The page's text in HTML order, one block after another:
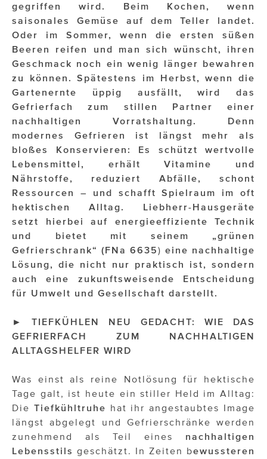
NEVER AGE NUTRITION
Nina Kraft – Kraft Media Minds
NORMAL
rot weiss rosé
sehen!wutscher
SISTER ACT
St. Peter Stiftskulinarium
Susanne Wuest
The Budims
Upside Down Town Hotel – Neue Post
ÜBER UNS
PRESS CONTACT
gegriffen wird. Beim Kochen, wenn
saisonales Gemüse auf dem Teller landet.
Oder im Sommer, wenn die ersten süßen
Beeren reifen und man sich wünscht, ihren
Geschmack noch ein wenig länger bewahren
zu können. Spätestens im Herbst, wenn die
Gartenernte üppig ausfällt, wird das
Gefrierfach zum stillen Partner einer
nachhaltigen Vorratshaltung. Denn
modernes Gefrieren ist längst mehr als
bloßes Konservieren: Es schützt wertvolle
Lebensmittel, erhält Vitamine und
Nährstoffe, reduziert Abfälle, schont
Ressourcen – und schafft Spielraum im oft
hektischen Alltag. Liebherr-Hausgeräte
setzt hierbei auf energieeffiziente Technik
und bietet mit seinem „grünen
Gefrierschrank“ (FNa 6635) eine nachhaltige
Lösung, die nicht nur praktisch ist, sondern
auch eine zukunftsweisende Entscheidung
für Umwelt und Gesellschaft darstellt.
► TIEFKÜHLEN NEU GEDACHT: WIE DAS
GEFRIERFACH ZUM NACHHALTIGEN
ALLTAGSHELFER WIRD
Was einst als reine Notlösung für hektische
Tage galt, ist heute ein stiller Held im Alltag:
Die Tiefkühltruhe hat ihr angestaubtes Image
längst abgelegt und Gefrierschränke werden
zunehmend als Teil eines nachhaltigen
Lebensstils geschätzt. In Zeiten bewussteren